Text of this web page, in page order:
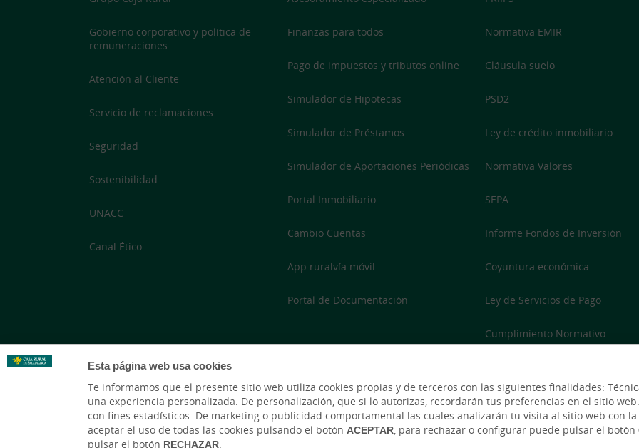
Esta página web usa cookies
Te informamos que el presente sitio web utiliza cookies propias y de terceros con las siguientes finalidades:
una experiencia personalizada. De personalización, que si lo autorizas, recordarán tus preferencias en el sitio
con fines estadísticos. De marketing o publicidad comportamental las cuales analizarán tu visita al sitio web con
aceptar el uso de todas las cookies pulsando el botón ACEPTAR, para rechazar o configurar puede pulsar el botón
pulsar el botón RECHAZAR.
Gobierno corporativo y política de
remuneraciones
Atención al Cliente
Servicio de reclamaciones
Seguridad
Sostenibilidad
UNACC
Canal Ético
Finanzas para todos
Pago de impuestos y tributos online
Simulador de Hipotecas
Simulador de Préstamos
Simulador de Aportaciones Periódicas
Portal Inmobiliario
Cambio Cuentas
App ruralvía móvil
Portal de Documentación
Normativa EMIR
Cláusula suelo
PSD2
Ley de crédito inmobiliario
Normativa Valores
SEPA
Informe Fondos de Inversión
Coyuntura económica
Ley de Servicios de Pago
Cumplimiento Normativo
Inclusión Financiera